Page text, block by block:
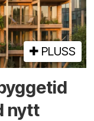
PLUSS
nytt